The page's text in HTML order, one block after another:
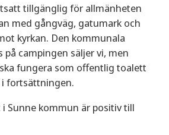
tillgänglig för allmänheten
med gångväg, gatumark och
kyrkan. Den kommunala
campingen säljer vi, men
fungera som offentlig toalett
fortsättningen.
Sunne kommun är positiv till